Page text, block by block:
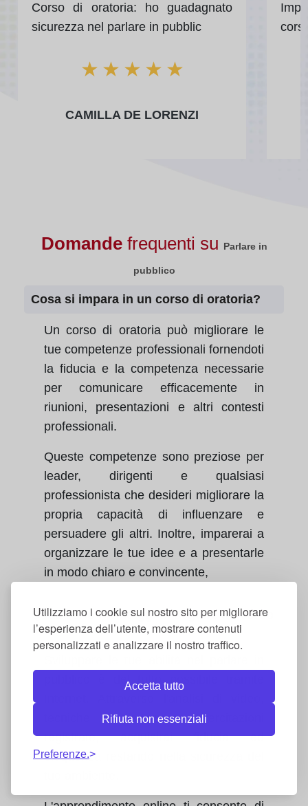
Utilizziamo i cookie sul nostro sito per migliorare
l’esperienza dell’utente, mostrare contenuti
personalizzati e analizzare il nostro traffico.
Accetta tutto
Rifiuta non essenziali
Preferenze.
Corso di oratoria: ho guadagnato
sicurezza nel parlare in pubblic
★ ★ ★ ★ ★
CAMILLA DE LORENZI
Domandefrequenti su Parlare in
pubblico
Cosa si impara in un corso di oratoria?
Un corso di oratoria può migliorare le
tue competenze professionali fornendoti
la fiducia e la competenza necessarie
per comunicare efficacemente in
riunioni, presentazioni e altri contesti
professionali.
Queste competenze sono preziose per
leader, dirigenti e qualsiasi
professionista che desideri migliorare la
propria capacità di influenzare e
persuadere gli altri. Inoltre, imparerai a
organizzare le tue idee e a presentarle
in modo chiaro e convincente,
Quali sono i vantaggi di seguire un corso
di oratoria online?
pubblico è del tutto possibile tramite
tecniche di discorso e esercitazioni
registrate, acquisirai fiducia ed
eloquenza restando nella sicurezza del